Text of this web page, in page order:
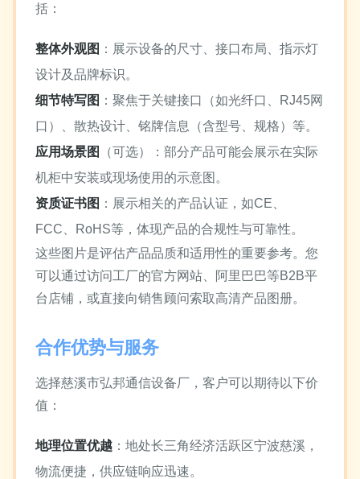
括：
整体外观图 ：展示设备的尺寸、接口布局、指示灯
设计及品牌标识。
细节特写图 ：聚焦于关键接口（如光纤口、RJ45网
口）、散热设计、铭牌信息（含型号、规格）等。
应用场景图
（可选）：部分产品可能会展示在实际
机柜中安装或现场使用的示意图。
资质证书图 ：展示相关的产品认证，如CE、
FCC、RoHS等，体现产品的合规性与可靠性。
这些图片是评估产品品质和适用性的重要参考。您
可以通过访问工厂的官方网站、阿里巴巴等B2B平
台店铺，或直接向销售顾问索取高清产品图册。
合作优势与服务
选择慈溪市弘邦通信设备厂，客户可以期待以下价
值：
地理位置优越 ：地处长三角经济活跃区宁波慈溪，
物流便捷，供应链响应迅速。